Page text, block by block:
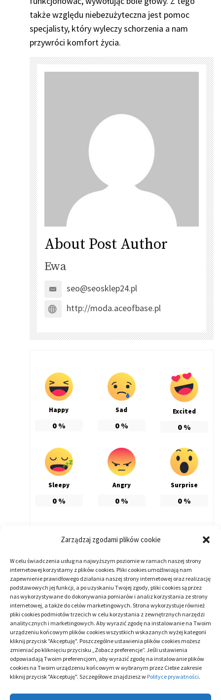
Zarządzaj zgodami plików cookie
W celu świadczenia usług na najwyższym poziomie w ramach naszej strony
internetowej korzystamy z plików cookies. Pliki cookies umożliwiają nam
zapewnienie prawidłowego działania naszej strony internetowej oraz realizację
podstawowych jej funkcji, a po uzyskaniu Twojej zgody, pliki cookies są przez
nas wykorzystywane do dokonywania pomiarów i analiz korzystania ze strony
internetowej, a także do celów marketingowych. Strona wykorzystuje również
pliki cookies podmiotów trzecich w celu korzystania z zewnętrznych narzędzi
analitycznych i marketingowych. Aby wyrazić zgodę na instalowanie na Twoim
urządzeniu końcowym plików cookies wszystkich wskazanych wyżej kategorii
kliknij przycisk "Akceptuję". Poszczególne ustawienia plików cookies możesz
zmieniać po kliknięciu przycisku „Zobacz preferencje”. Jeśli ustawienia
odpowiadają Twoim preferencjom, aby wyrazić zgodę na instalowanie plików
cookies na Twoim urządzeniu końcowym w wybranym przez Ciebie zakresie
kliknij przycisk "Akceptuję". Szczegółowe znajdziesz w Polityce prywatności.
także względu niebezużyteczna jest pomoc
specjalisty, który wyleczy schorzenia a nam
przywróci komfort życia.
About Post Author
Ewa
seo@seosklep24.pl
http://moda.aceofbase.pl
Happy
0%
Sad
0%
Excited
0%
Sleepy
0%
Angry
0%
Surprise
0%
CATEGORY: ARTYKUŁ SPONSOROWANY / ZDROWIE
Zobacz
wpisy
Previous
post:
Bezpieczne odżywki dla organizmu ludzkiego
post:
Dentysta – leczenie i wybielanie zębów